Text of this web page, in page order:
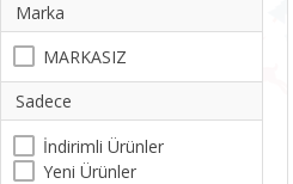
Marka
MARKASIZ
Sadece
İndirimli Ürünler
Yeni Ürünler